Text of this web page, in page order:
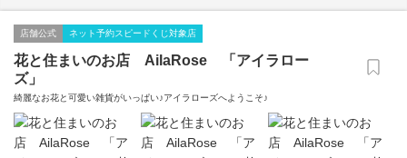
店舗公式 ネット予約スピードくじ対象店
花と住まいのお店 AilaRose 「アイラロー
ズ」
綺麗なお花と可愛い雑貨がいっぱい♪アイラローズへようこそ♪